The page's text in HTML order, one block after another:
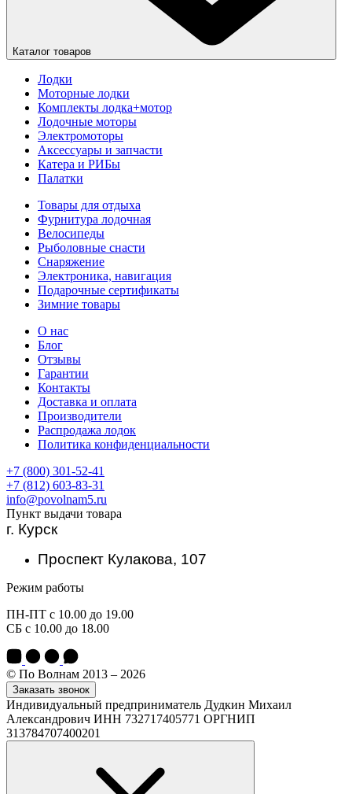
Каталог товаров
Лодки
Моторные лодки
Комплекты лодка+мотор
Лодочные моторы
Электромоторы
Аксессуары и запчасти
Катера и РИБы
Палатки
Товары для отдыха
Фурнитура лодочная
Велосипеды
Рыболовные снасти
Снаряжение
Электроника, навигация
Подарочные сертификаты
Зимние товары
О нас
Блог
Отзывы
Гарантии
Контакты
Доставка и оплата
Производители
Распродажа лодок
Политика конфиденциальности
+7 (800) 301-52-41
+7 (812) 603-83-31
info@povolnam5.ru
Пункт выдачи товара
г. Курск
Проспект Кулакова, 107
Режим работы
ПН-ПТ с 10.00 до 19.00
СБ с 10.00 до 18.00
© По Волнам 2013 – 2026
Заказать звонок
Индивидуальный предприниматель Дудкин Михаил
Александрович ИНН 732717405771 ОРГНИП
313784707400201